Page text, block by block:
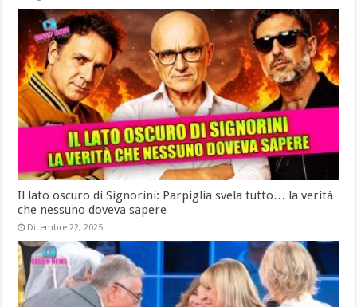
Il lato oscuro di Signorini: Parpiglia svela tutto… la verità
che nessuno doveva sapere
Dicembre 22, 2025